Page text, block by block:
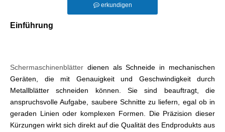
erkundigen
Einführung
Schermaschinenblätter dienen als Schneide in mechanischen
Geräten, die mit Genauigkeit und Geschwindigkeit durch
Metallblätter schneiden können. Sie sind beauftragt, die
anspruchsvolle Aufgabe, saubere Schnitte zu liefern, egal ob in
geraden Linien oder komplexen Formen. Die Präzision dieser
Kürzungen wirkt sich direkt auf die Qualität des Endprodukts aus